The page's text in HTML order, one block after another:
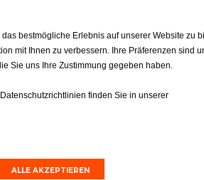
Reifen
Reifen: Die entscheidende
Terminvereinbarung
bestmögliche Erlebnis auf unserer Website zu
mit Ihnen zu verbessern. Ihre Präferenzen sind
Sie uns Ihre Zustimmung gegeben haben.
finden Sie in unserer
ALLE AKZEPTIEREN